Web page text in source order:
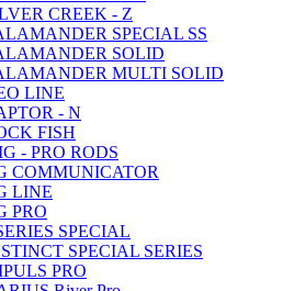
CREEK - Z
SPECIAL SS
SOLID
MULTI SOLID
LINE
- N
FISH
- PRO RODS
COMMUNICATOR
LINE
PRO
SPECIAL
SPECIAL SERIES
PRO